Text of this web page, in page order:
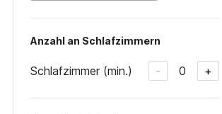
Anzahl an Schlafzimmern
Schlafzimmer (min.) - 0 +